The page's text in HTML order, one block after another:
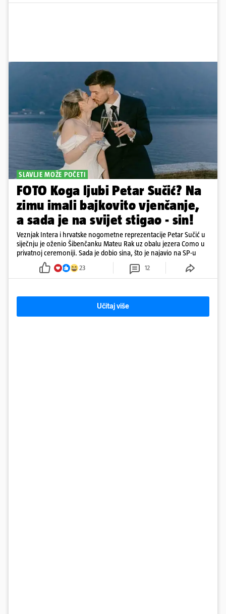
SLAVLJE MOŽE POČETI
FOTO Koga ljubi Petar Sučić? Na
zimu imali bajkovito vjenčanje,
a sada je na svijet stigao - sin!
Veznjak Intera i hrvatske nogometne reprezentacije Petar Sučić u
siječnju je oženio Šibenčanku Mateu Rak uz obalu jezera Como u
privatnoj ceremoniji. Sada je dobio sina, što je najavio na SP-u
23 12
Učitaj više